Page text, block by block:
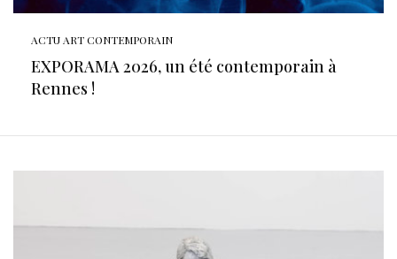
ACTU ART CONTEMPORAIN
EXPORAMA 2026, un été contemporain à
Rennes !